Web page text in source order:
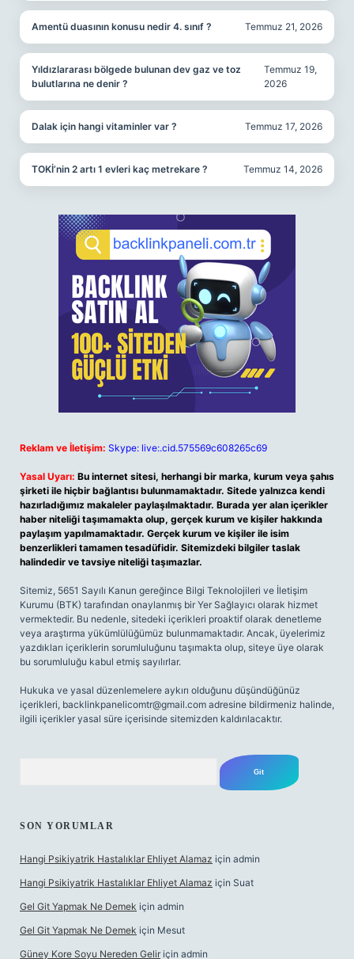
Amentü duasının konusu nedir 4. sınıf ? Temmuz 21, 2026
Yıldızlararası bölgede bulunan dev gaz ve toz
bulutlarına ne denir ?
Temmuz 19,
2026
Dalak için hangi vitaminler var ? Temmuz 17, 2026
TOKİ’nin 2 artı 1 evleri kaç metrekare ? Temmuz 14, 2026
Reklam ve İletişim: Skype: live:.cid.575569c608265c69
Yasal Uyarı: Bu internet sitesi, herhangi bir marka, kurum veya şahıs
şirketi ile hiçbir bağlantısı bulunmamaktadır. Sitede yalnızca kendi
hazırladığımız makaleler paylaşılmaktadır. Burada yer alan içerikler
haber niteliği taşımamakta olup, gerçek kurum ve kişiler hakkında
paylaşım yapılmamaktadır. Gerçek kurum ve kişiler ile isim
benzerlikleri tamamen tesadüfidir. Sitemizdeki bilgiler taslak
halindedir ve tavsiye niteliği taşımazlar.
Sitemiz, 5651 Sayılı Kanun gereğince Bilgi Teknolojileri ve İletişim
Kurumu (BTK) tarafından onaylanmış bir Yer Sağlayıcı olarak hizmet
vermektedir. Bu nedenle, sitedeki içerikleri proaktif olarak denetleme
veya araştırma yükümlülüğümüz bulunmamaktadır. Ancak, üyelerimiz
yazdıkları içeriklerin sorumluluğunu taşımakta olup, siteye üye olarak
bu sorumluluğu kabul etmiş sayılırlar.
Hukuka ve yasal düzenlemelere aykırı olduğunu düşündüğünüz
içerikleri, backlinkpanelicomtr@gmail.com adresine bildirmeniz halinde,
ilgili içerikler yasal süre içerisinde sitemizden kaldırılacaktır.
SON YORUMLAR
Hangi Psikiyatrik Hastalıklar Ehliyet Alamaz için admin
Hangi Psikiyatrik Hastalıklar Ehliyet Alamaz için Suat
Gel Git Yapmak Ne Demek için admin
Gel Git Yapmak Ne Demek için Mesut
Güney Kore Soyu Nereden Gelir için admin